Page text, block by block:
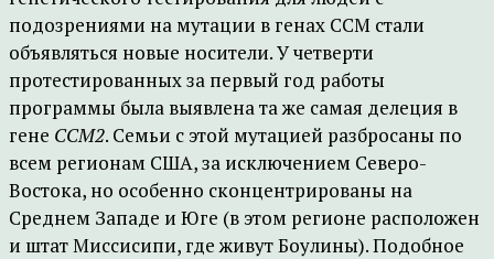
подозрениями на мутации в генах CCM стали
объявляться новые носители. У четверти
протестированных за первый год работы
программы была выявлена та же самая делеция в
гене ССМ2. Семьи с этой мутацией разбросаны по
всем регионам США, за исключением Северо-
Востока, но особенно сконцентрированы на
Среднем Западе и Юге (в этом регионе расположен
и штат Миссисипи, где живут Боулины). Подобное